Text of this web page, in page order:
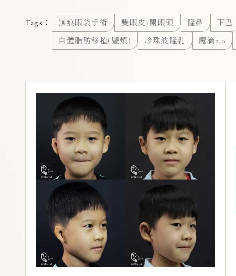
Tags： 無痕眼袋手術 雙眼皮/開眼頭 隆鼻 下巴
自體脂肪移植(豐頰)
珍珠波隆乳 魔滴2.0